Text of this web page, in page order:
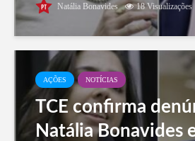
Natália Bonavides 18 Visualizações
AÇÕES NOTÍCIAS
TCE confirma
Natália Bonavides